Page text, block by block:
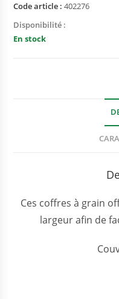
Code article :402276
Disponibilité :
En stock
Ces coffres à grain
largeur afin de